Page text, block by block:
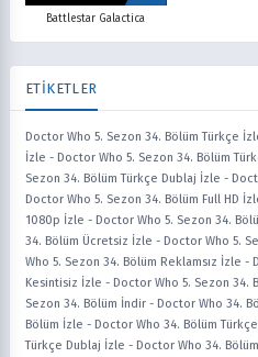
Battlestar Galactica
ETİKETLER
Doctor Who 5. Sezon 34. Bölüm Türkçe
İzle - Doctor Who 5. Sezon 34. Bölüm
Sezon 34. Bölüm Türkçe Dublaj İzle -
Doctor Who 5. Sezon 34. Bölüm Full HD
1080p İzle - Doctor Who 5. Sezon 34.
34. Bölüm Ücretsiz İzle - Doctor Who 5.
Who 5. Sezon 34. Bölüm Reklamsız İzle -
Kesintisiz İzle - Doctor Who 5. Sezon 34.
Sezon 34. Bölüm İndir - Doctor Who 34.
Bölüm İzle - Doctor Who 34. Bölüm Türkçe
Türkçe Dublaj İzle - Doctor Who 34.